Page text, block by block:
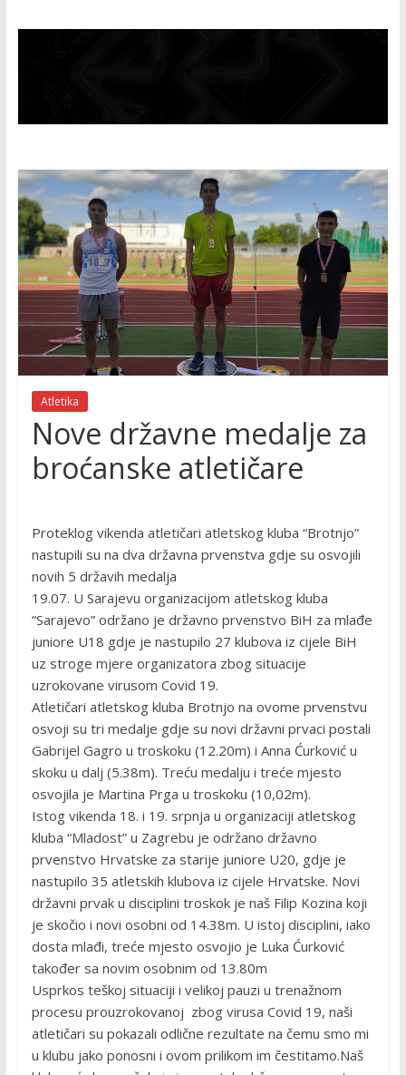
Atletika
Nove državne medalje za
broćanske atletičare
Proteklog vikenda atletičari atletskog kluba “Brotnjo”
nastupili su na dva državna prvenstva gdje su osvojili
novih 5 državih medalja
19.07. U Sarajevu organizacijom atletskog kluba
“Sarajevo” održano je državno prvenstvo BiH za mlađe
juniore U18 gdje je nastupilo 27 klubova iz cijele BiH
uz stroge mjere organizatora zbog situacije
uzrokovane virusom Covid 19.
Atletičari atletskog kluba Brotnjo na ovome prvenstvu
osvoji su tri medalje gdje su novi državni prvaci postali
Gabrijel Gagro u troskoku (12.20m) i Anna Ćurković u
skoku u dalj (5.38m). Treću medalju i treće mjesto
osvojila je Martina Prga u troskoku (10,02m).
Istog vikenda 18. i 19. srpnja u organizaciji atletskog
kluba “Mladost” u Zagrebu je održano državno
prvenstvo Hrvatske za starije juniore U20, gdje je
nastupilo 35 atletskih klubova iz cijele Hrvatske. Novi
državni prvak u disciplini troskok je naš Filip Kozina koji
je skočio i novi osobni od 14.38m. U istoj disciplini, iako
dosta mlađi, treće mjesto osvojio je Luka Ćurković
također sa novim osobnim od 13.80m
Usprkos teškoj situaciji i velikoj pauzi u trenažnom
procesu prouzrokovanoj zbog virusa Covid 19, naši
atletičari su pokazali odlične rezultate na čemu smo mi
u klubu jako ponosni i ovom prilikom im čestitamo.Naš